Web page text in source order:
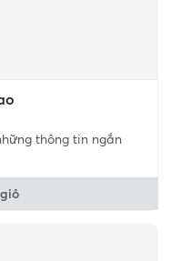
thông tin ngắn